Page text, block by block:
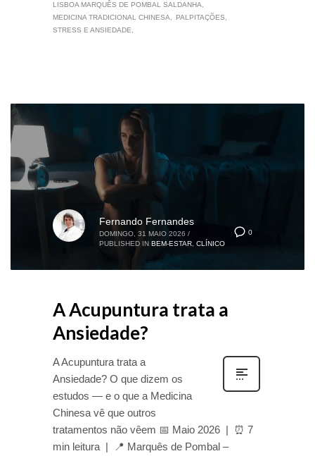
LISBOA MARQUÊS DE POMBAL SALDANHA
MEDICINA TRADICIONAL CHINESA
PALPITAÇÕES
STRESS E ANSIEDADE
0
Fernando Fernandes
DOMINGO, 31 MAIO 2026 /
PUBLISHED IN BEM-ESTAR CLÍNICO
A Acupuntura trata a
Ansiedade?
A Acupuntura trata a
Ansiedade? O que dizem os
estudos — e o que a Medicina
Chinesa vê que outros
tratamentos não vêem 📅 Maio 2026 | ⏰ 7
min leitura | 📍 Marquês de Pombal –